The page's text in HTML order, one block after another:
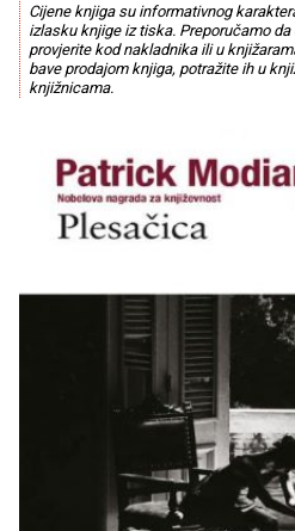
Cijene knjiga su informativnog
izlasku knjige iz tiska. Preporučamo
provjerite kod nakladnika ili u
bave prodajom knjiga, potražite ih u
knjižnicama.